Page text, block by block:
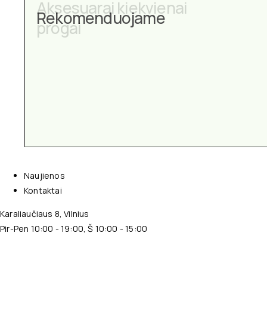
Rekomenduojame
Aksesuarai kiekvienai
progai
Naujienos
Kontaktai
Karaliaučiaus 8, Vilnius
Pir-Pen 10:00 - 19:00, Š 10:00 - 15:00